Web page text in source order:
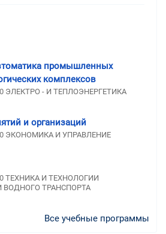
промышленных
комплексов
ЭЛЕКТРО - И ТЕПЛОЭНЕРГЕТИКА
и организаций
ЭКОНОМИКА И УПРАВЛЕНИЕ
ТЕХНИКА И ТЕХНОЛОГИИ
ВОДНОГО ТРАНСПОРТА
Все учебные программы